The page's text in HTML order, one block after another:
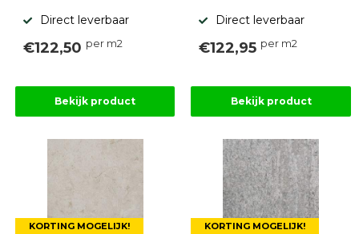
Direct leverbaar
€122,50 per m2
Bekijk product
Direct leverbaar
€122,95 per m2
Bekijk product
KORTING MOGELIJK! KORTING MOGELIJK!